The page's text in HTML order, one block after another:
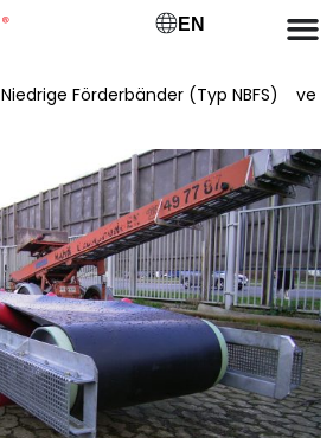
EN
Niedrige Förderbänder (Typ NBFS)
ve